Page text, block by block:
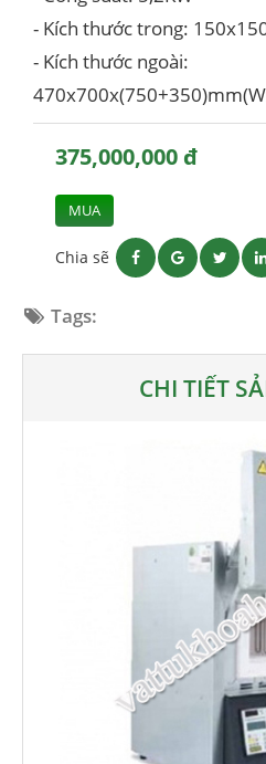
- Kích thước trong:
- Kích thước ngoài:
375,000,000 đ
MUA
Chia sẽ
Tags:
CHI TIẾT